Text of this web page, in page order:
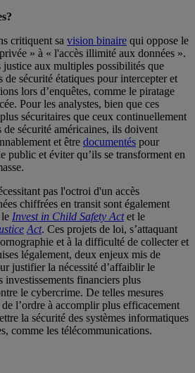
critiquent sa vision binaire qui oppose le
» à « l'accès illimité aux données ».
aux multiples possibilités que
de sécurité étatiques pour intercepter et
lors d’enquêtes, comme le piratage
Pour les analystes, bien que ces
sécuritaires que ceux continuellement
de sécurité américaines, ils doivent
et être documentés pour
public et éviter qu’ils se transforment en
pas l'octroi d'un accès
chiffrées en transit sont également
Invest in Child Safety Actet le
Act. Ces projets de loi, s’attaquant
et à la difficulté de collecter et
légalement, deux enjeux mis de
justifier la nécessité d’affaiblir le
investissements financiers plus
le cybercrime. De telles mesures
l’ordre à accomplir plus efficacement
la sécurité des systèmes informatiques
comme les télécommunications.